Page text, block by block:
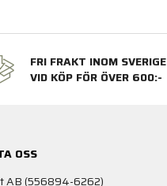
FRI FRAKT INOM SVERIGE
VID KÖP FÖR ÖVER 600:-
OSS
AB (556894-6262)